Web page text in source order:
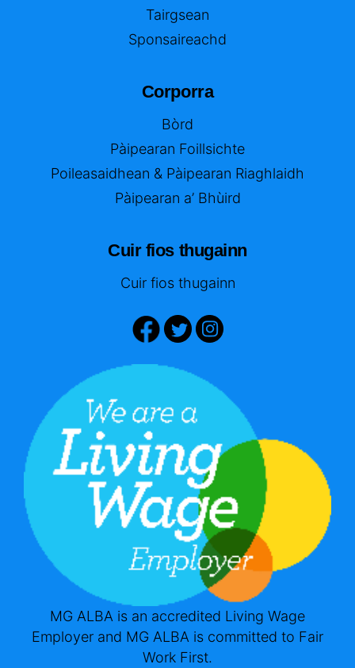
Tairgsean
Sponsaireachd
Corporra
Bòrd
Pàipearan Foillsichte
Poileasaidhean & Pàipearan Riaghlaidh
Pàipearan a’ Bhùird
Cuir fios thugainn
Cuir fios thugainn
MG ALBA is an accredited Living Wage
Employer and MG ALBA is committed to Fair
Work First.